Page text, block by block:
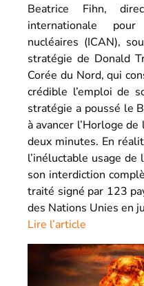
Beatrice Fihn,
internationale
nucléaires (ICAN),
stratégie de Donald
Corée du Nord, qui
crédible l’emploi de
stratégie a poussé le
à avancer l’Horloge
deux minutes. En
l’inéluctable usage de
son interdiction
traité signé par 123
des Nations Unies en
Lire l’article